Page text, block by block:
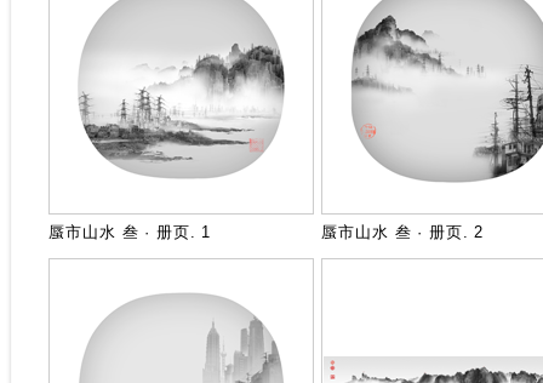
蜃市山水 叁 · 册页. 1 蜃市山水 叁 · 册页. 2